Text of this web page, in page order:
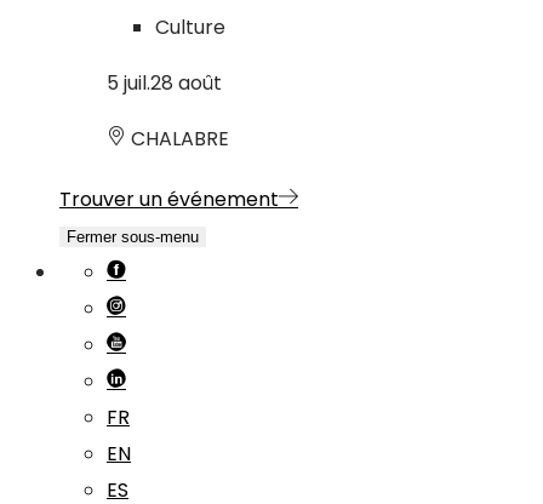
Culture
5 juil.28 août
CHALABRE
Trouver un événement
Fermer sous-menu
FR
EN
ES